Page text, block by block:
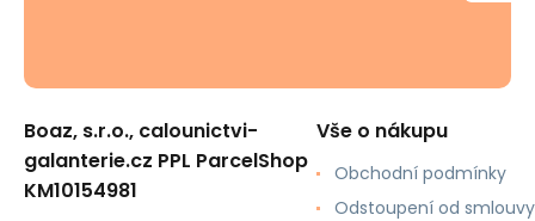
Boaz, s.r.o., calounictvi-
galanterie.cz PPL ParcelShop
KM10154981
Vše o nákupu
Obchodní podmínky
Odstoupení od smlouvy